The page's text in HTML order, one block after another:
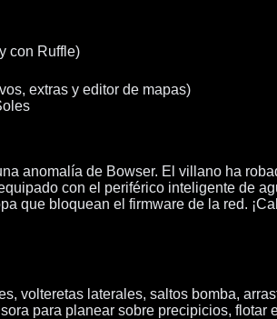
con Ruffle)
extras y editor de mapas)
anomalía de Bowser. El villano ha
con el periférico inteligente de
que bloquean el firmware de la red.
volteretas laterales, saltos bomba,
para planear sobre precipicios,